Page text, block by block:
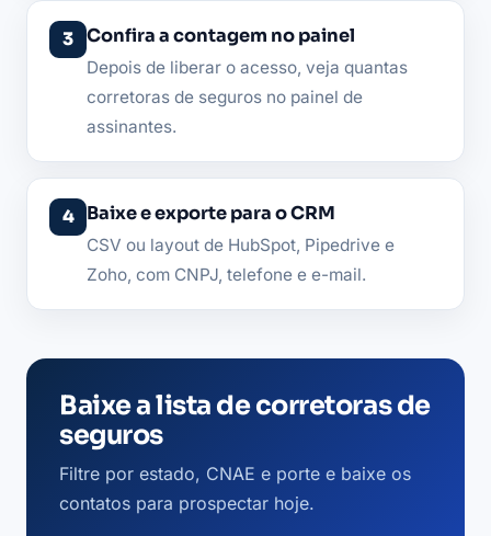
Confira a contagem no painel
Depois de liberar o acesso, veja quantas
corretoras de seguros no painel de
assinantes.
Baixe e exporte para o CRM
CSV ou layout de HubSpot, Pipedrive e
Zoho, com CNPJ, telefone e e-mail.
Baixe a lista de corretoras de
seguros
Filtre por estado, CNAE e porte e baixe os
contatos para prospectar hoje.